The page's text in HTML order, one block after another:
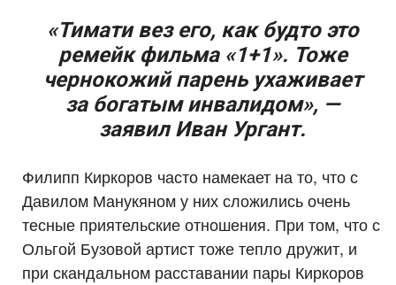
«Тимати вез его, как будто это
ремейк фильма «1+1». Тоже
чернокожий парень ухаживает
за богатым инвалидом», —
заявил Иван Ургант.
Филипп Киркоров часто намекает на то, что с
Давилом Манукяном у них сложились очень
тесные приятельские отношения. При том, что с
Ольгой Бузовой артист тоже тепло дружит, и
при скандальном расставании пары Киркоров